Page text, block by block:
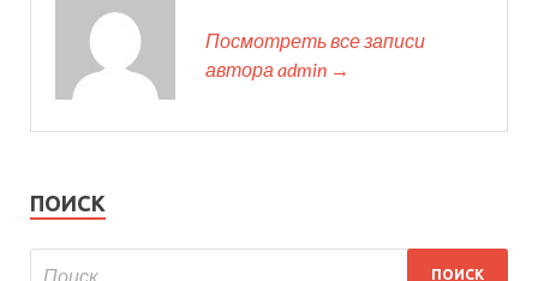
Посмотреть все записи
автора admin →
ПОИСК